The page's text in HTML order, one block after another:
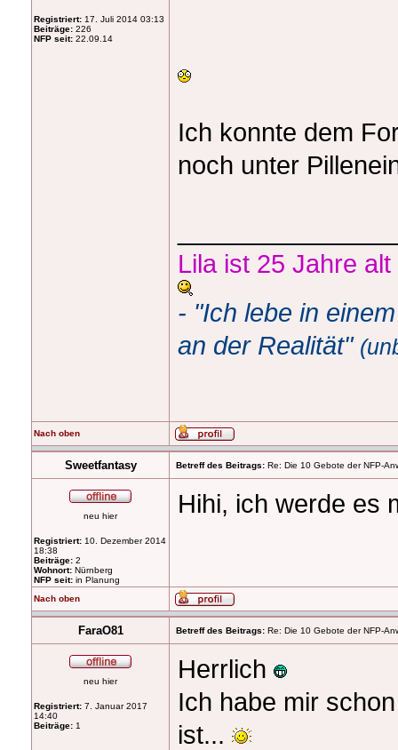
Registriert: 17. Juli 2014 03:13
Beiträge: 226
NFP seit: 22.09.14
Ich konnte dem
noch unter
Lila ist 25 Jahre
- "Ich lebe in
an der Realität"
Nach oben
Sweetfantasy Betreff des Beitrags: Re: Die 10 Gebote der NFP-
neu hier
Registriert: 10. Dezember 2014
18:38
Beiträge: 2
Wohnort: Nürnberg
NFP seit: in Planung
Hihi, ich werde es
Nach oben
FaraO81 Betreff des Beitrags: Re: Die 10 Gebote der NFP-
neu hier
Registriert: 7. Januar 2017
14:40
Beiträge: 1
Herrlich
Ich habe mir
ist...